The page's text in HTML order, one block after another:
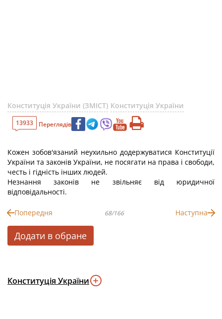
Конституція України (ЗМІСТ) Конституція України
13933 Переглядів
Кожен зобов'язаний неухильно додержуватися Конституції
України та законів України, не посягати на права і свободи,
честь і гідність інших людей.
Незнання законів не звільняє від юридичної
відповідальності.
Попередня 68/166 Наступна
Додати в обране
Конституція України